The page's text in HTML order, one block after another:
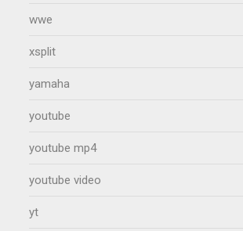
wwe
xsplit
yamaha
youtube
youtube mp4
youtube video
yt